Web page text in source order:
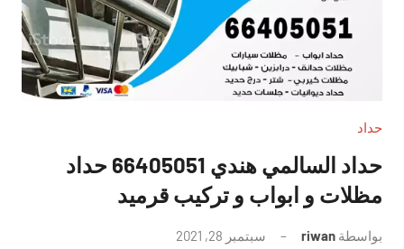
حداد
حداد السالمي هندي 66405051 حداد
مظلات و ابواب و تركيب قرميد
بواسطة riwan سبتمبر 28, 2021